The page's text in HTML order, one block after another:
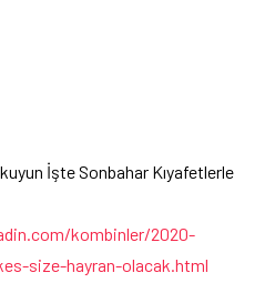
İşte Sonbahar Kıyafetlerle
kombinler/2020-
size-hayran-olacak.html